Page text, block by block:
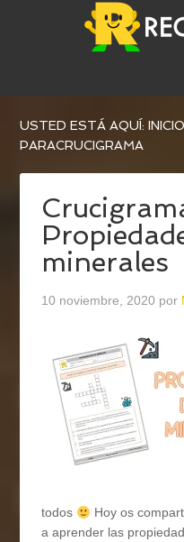
USTED ESTÁ AQUÍ:INICIO
PARACRUCIGRAMA
minerales
10 noviembre, 2020 por
todos
Hoy os
a aprender las